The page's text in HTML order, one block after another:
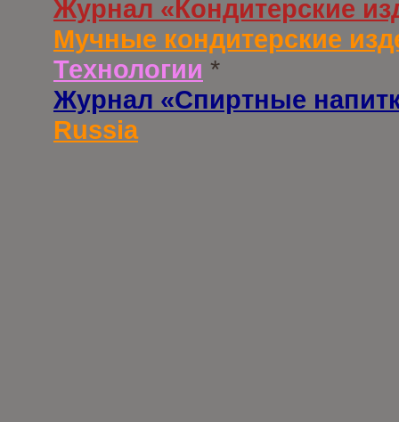
Журнал «Кондитерские
Мучные кондитерские
Технологии *
Журнал «Спиртные
Russia